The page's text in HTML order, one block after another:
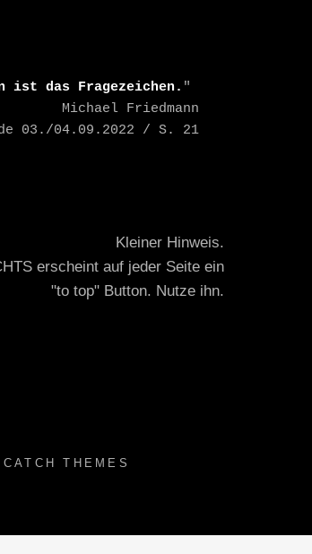
ist das Fragezeichen. "
03./04.09.2022 / S. 21
Kleiner Hinweis.
erscheint auf jeder Seite ein
"to top" Button. Nutze ihn.
CATCH THEMES